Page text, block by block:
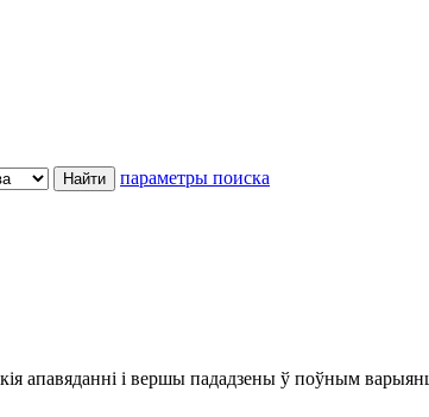
параметры поиска
апавяданні і вершы пададзены ў поўным